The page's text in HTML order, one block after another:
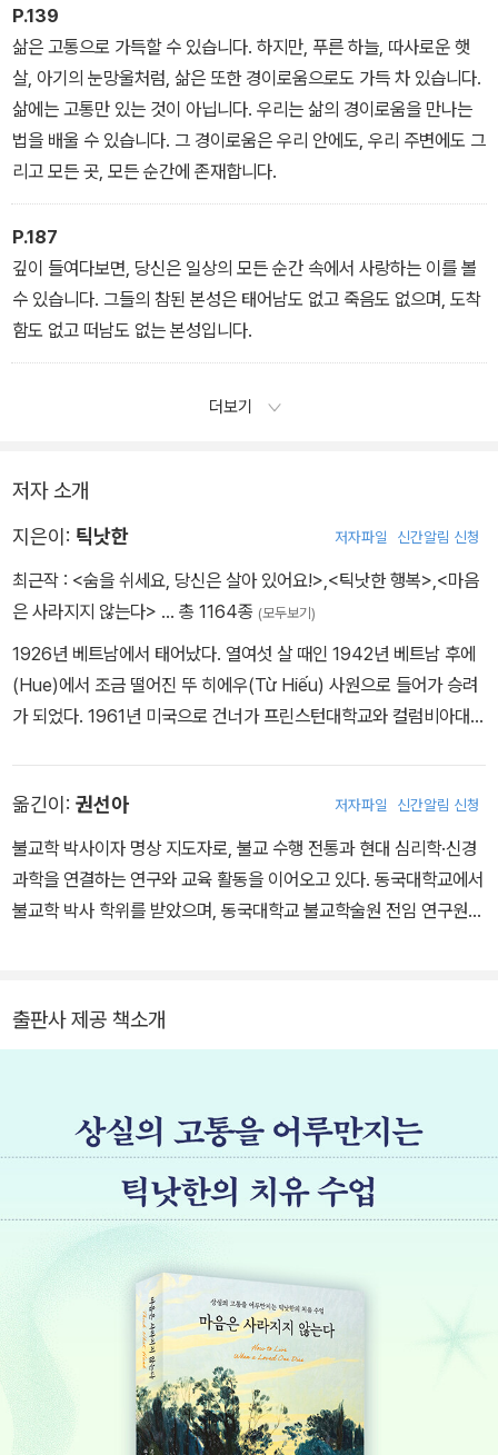
다. 대신, 고통을 이해하기 위해 그것을 품고 깊이 들여다봅니다. 이해
할 수 있다면, 사랑할 수 있습니다. 그리고 이해와 사랑이 함께할 때,
우리의 고통은 줄어듭니다.
P.139
삶은 고통으로 가득할 수 있습니다. 하지만, 푸른 하늘, 따사로운 햇
살, 아기의 눈망울처럼, 삶은 또한 경이로움으로도 가득 차 있습니다.
삶에는 고통만 있는 것이 아닙니다. 우리는 삶의 경이로움을 만나는
법을 배울 수 있습니다. 그 경이로움은 우리 안에도, 우리 주변에도 그
리고 모든 곳, 모든 순간에 존재합니다.
P.187
깊이 들여다보면, 당신은 일상의 모든 순간 속에서 사랑하는 이를 볼
수 있습니다. 그들의 참된 본성은 태어남도 없고 죽음도 없으며, 도착
함도 없고 떠남도 없는 본성입니다.
더보기
저자 소개
지은이: 틱낫한 저자파일 신간알림 신청
최근작 : <숨을 쉬세요, 당신은 살아 있어요!> <틱낫한 행복> <마음
은 사라지지 않는다> … 총 1164종 (모두보기)
1926년 베트남에서 태어났다. 열여섯 살 때인 1942년 베트남 후에
(Hue)에서 조금 떨어진 뚜 히에우(Từ Hiếu) 사원으로 들어가 승려
가 되었다. 1961년 미국으로 건너가 프린스턴대학교와 컬럼비아대학
금지 조치를 당했지만, 1967년 노벨평화상 후보로 추천되기도 했다.
1982년 프랑스 서남쪽에 있는 보르도 근처에 플럼 빌리지(Plum Vill
age)라는 작은 명상 공동체를 세웠다. 이후 파리 근교와 독일, 미국,
홍콩, 태국, 오스트레일리아, 베트남 등에도 플럼 빌리지가 세워지는
뇌출혈로 쓰러지면서 건강이 크게 악화됐다. 2018년 치료를 위해 태
입적했다. 스님의 다비식은 2022년 1월 29일 베트남 뚜 히에우 사원
에서 진행됐다. 코로나 유행 상황임에도 불구하고 승려와 일반 신도
수만 명이 참여했으며 세계 각국에서는 온라인으로 다비식이 중계됐
다. 다비 후 수습된 유골은 뚜 히에우 사원과 전 세계 플럼 빌리지에
나눠 뿌려졌다.
옮긴이: 권선아 저자파일 신간알림 신청
불교학 박사이자 명상 지도자로, 불교 수행 전통과 현대 심리학·신경
과학을 연결하는 연구와 교육 활동을 이어오고 있다. 동국대학교에서
불교학 박사 학위를 받았으며, 동국대학교 불교학술원 전임 연구원과
ssion) 국제 공인 지도자로 활동하고 있다. 또한 틱낫한 스님, 노먼
소와 마인드스페이스를 중심으로 명상과 자비 프로그램을 가르치며,
불교의 통찰을 현대 심리학과 신경 과학의 언어로 이해하고 전달하는
작업을 이어가고 있다. 옮긴 책으로 『반야심경 새롭게 읽기』, 『틱낫한
불교』, 『젊은 틱낫한의 일기』, 『마음은 사라지지 않는다』가 있으며,
『일상에서의 호흡 명상, 숨』, 『자비 과학 핸드북』을 공역했다.
출판사 제공 책소개